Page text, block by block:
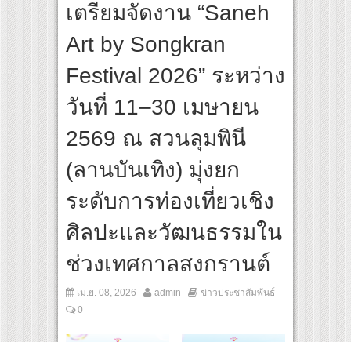
Communication Night” สุดยิ่งใหญ่ ณ กรุงเทพฯ ขนทัพศิลปินชั้นนำ พร้อมกาล่าไ
เตรียมจัดงาน “Saneh
Art by Songkran
Festival 2026” ระหว่าง
วันที่ 11–30 เมษายน
2569 ณ สวนลุมพินี
(ลานบันเทิง) มุ่งยก
ระดับการท่องเที่ยวเชิง
ศิลปะและวัฒนธรรมใน
ช่วงเทศกาลสงกรานต์
เม.ย. 08, 2026 admin
ข่าวประชาสัมพันธ์
0